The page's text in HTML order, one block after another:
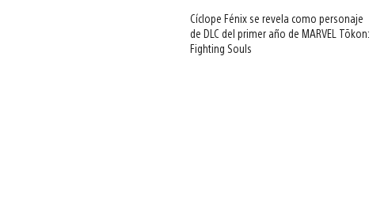
Cíclope Fénix se revela como personaje
de DLC del primer año de MARVEL Tōkon:
Fighting Souls